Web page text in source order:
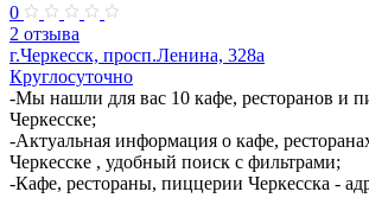
0
2 отзыва
г.Черкесск, просп.Ленина, 328а
Круглосуточно
-Мы нашли для вас 10 кафе, ресторанов и
Черкесске;
-Актуальная информация о кафе,
Черкесске , удобный поиск с фильтрами;
-Кафе, рестораны, пиццерии Черкесска -